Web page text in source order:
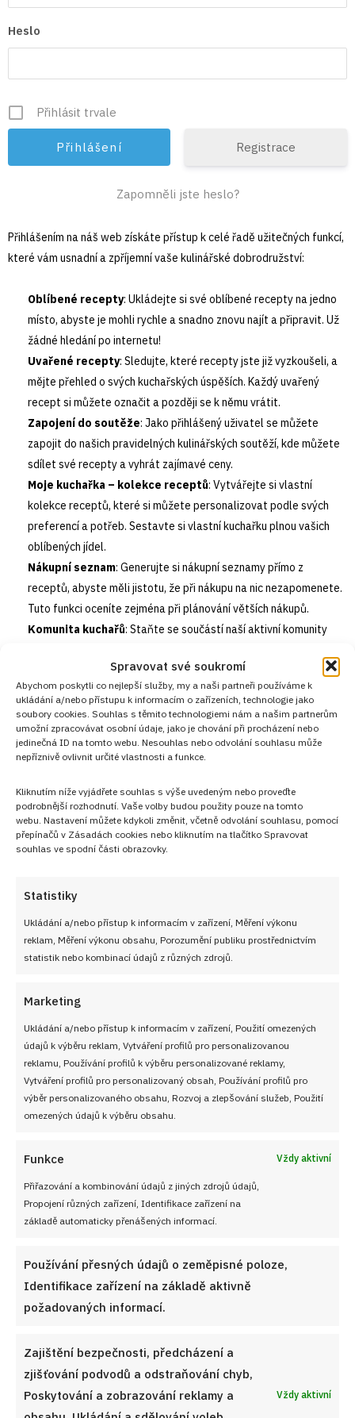
Spravovat své soukromí
Abychom poskytli co nejlepší služby, my a naši partneři používáme k
ukládání a/nebo přístupu k informacím o zařízeních, technologie jako
soubory cookies. Souhlas s těmito technologiemi nám a našim partnerům
umožní zpracovávat osobní údaje, jako je chování při procházení nebo
jedinečná ID na tomto webu. Nesouhlas nebo odvolání souhlasu může
nepříznivě ovlivnit určité vlastnosti a funkce.
Kliknutím níže vyjádřete souhlas s výše uvedeným nebo proveďte
podrobnější rozhodnutí. Vaše volby budou použity pouze na tomto
webu. Nastavení můžete kdykoli změnit, včetně odvolání souhlasu, pomocí
přepínačů v Zásadách cookies nebo kliknutím na tlačítko Spravovat
souhlas ve spodní části obrazovky.
Statistiky
Ukládání a/nebo přístup k informacím v zařízení, Měření výkonu
reklam, Měření výkonu obsahu, Porozumění publiku prostřednictvím
statistik nebo kombinací údajů z různých zdrojů.
Marketing
Ukládání a/nebo přístup k informacím v zařízení, Použití omezených
údajů k výběru reklam, Vytváření profilů pro personalizovanou
reklamu, Používání profilů k výběru personalizované reklamy,
Vytváření profilů pro personalizovaný obsah, Používání profilů pro
výběr personalizovaného obsahu, Rozvoj a zlepšování služeb, Použití
omezených údajů k výběru obsahu.
Funkce Vždy aktivní
Přiřazování a kombinování údajů z jiných zdrojů údajů,
Propojení různých zařízení, Identifikace zařízení na
základě automaticky přenášených informací.
Používání přesných údajů o zeměpisné poloze,
Identifikace zařízení na základě aktivně
požadovaných informací.
Zajištění bezpečnosti, předcházení a
zjišťování podvodů a odstraňování chyb,
Poskytování a zobrazování reklamy a
Vždy aktivní
Heslo
Přihlásit trvale
Registrace
Zapomněli jste heslo?
Přihlášením na náš web získáte přístup k celé řadě užitečných funkcí,
které vám usnadní a zpříjemní vaše kulinářské dobrodružství:
Oblíbené recepty: Ukládejte si své oblíbené recepty na jedno
místo, abyste je mohli rychle a snadno znovu najít a připravit. Už
žádné hledání po internetu!
Uvařené recepty: Sledujte, které recepty jste již vyzkoušeli, a
mějte přehled o svých kuchařských úspěších. Každý uvařený
recept si můžete označit a později se k němu vrátit.
Zapojení do soutěže: Jako přihlášený uživatel se můžete
zapojit do našich pravidelných kulinářských soutěží, kde můžete
sdílet své recepty a vyhrát zajímavé ceny.
Moje kuchařka – kolekce receptů: Vytvářejte si vlastní
kolekce receptů, které si můžete personalizovat podle svých
preferencí a potřeb. Sestavte si vlastní kuchařku plnou vašich
oblíbených jídel.
Nákupní seznam: Generujte si nákupní seznamy přímo z
receptů, abyste měli jistotu, že při nákupu na nic nezapomenete.
Tuto funkci oceníte zejména při plánování větších nákupů.
Komunita kuchařů: Staňte se součástí naší aktivní komunity
od ostatních členů a diskutovat o nejnovějších trendech ve
vaření.
Sledujte nás!
NEZMEŠKEJTE ŽÁDNÝ RECEPT!
adresu
CHCI RECEPTY E-MAILEM
UŽITEČNÉ ODKAZY
Soutěž pro Aktivní kuchaře 2024